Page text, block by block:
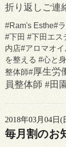
折り返しご連
#Ram's Esthe#
#下田 #下田エス
内店#アロマオ
を整える #心と
整体師#厚生労
員整体師 #田
2018年03月04日(
毎月割のお